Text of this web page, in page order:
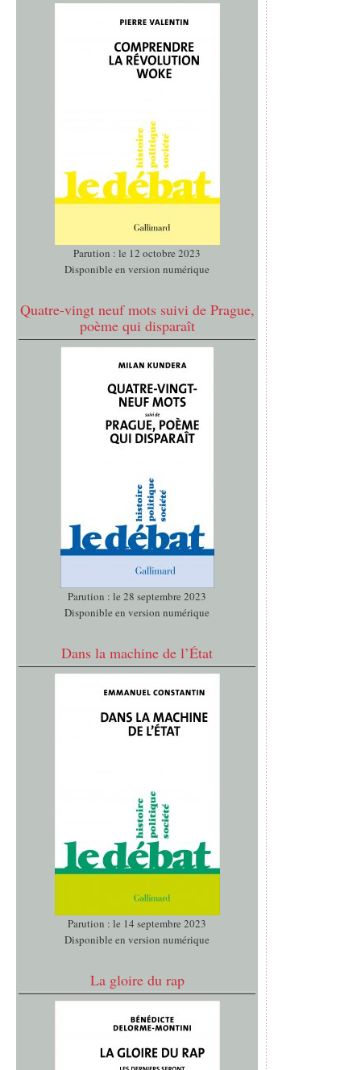
Parution : le 12 octobre 2023
Disponible en version numérique
Quatre-vingt neuf mots suivi de Prague,
poème qui disparaît
Parution : le 28 septembre 2023
Disponible en version numérique
Dans la machine de l’État
Parution : le 14 septembre 2023
Disponible en version numérique
La gloire du rap